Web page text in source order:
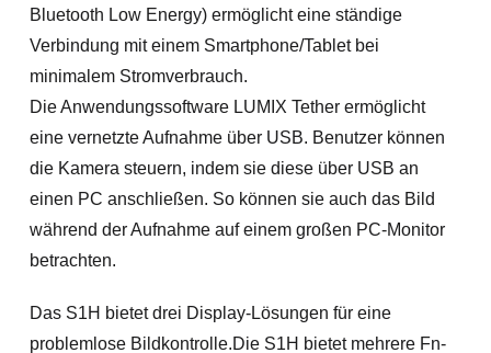
Bluetooth Low Energy) ermöglicht eine ständige
Verbindung mit einem Smartphone/Tablet bei
minimalem Stromverbrauch.
Die Anwendungssoftware LUMIX Tether ermöglicht
eine vernetzte Aufnahme über USB. Benutzer können
die Kamera steuern, indem sie diese über USB an
einen PC anschließen. So können sie auch das Bild
während der Aufnahme auf einem großen PC-Monitor
betrachten.
Das S1H bietet drei Display-Lösungen für eine
problemlose Bildkontrolle.Die S1H bietet mehrere Fn-